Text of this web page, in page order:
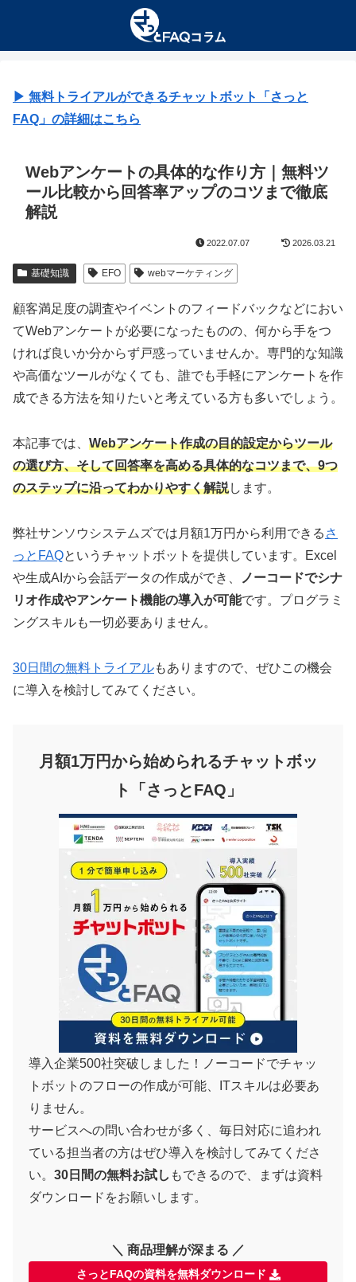
▶︎ 無料トライアルができるチャットボット「さっと
FAQ」の詳細はこちら
Webアンケートの具体的な作り方｜無料ツ
ール比較から回答率アップのコツまで徹底
解説
2022.07.07 2026.03.21
基礎知識 EFO webマーケティング
顧客満足度の調査やイベントのフィードバックなどにおい
てWebアンケートが必要になったものの、何から手をつ
ければ良いか分からず戸惑っていませんか。専門的な知識
や高価なツールがなくても、誰でも手軽にアンケートを作
成できる方法を知りたいと考えている方も多いでしょう。
本記事では、 Webアンケート作成の目的設定からツール
の選び方、そして回答率を高める具体的なコツまで、9つ
のステップに沿ってわかりやすく解説します。
弊社サンソウシステムズでは月額1万円から利用できる さ
っとFAQというチャットボットを提供しています。Excel
や生成AIから会話データの作成ができ、
ノーコードでシナ
リオ作成やアンケート機能の導入が可能です。プログラミ
ングスキルも一切必要ありません。
30日間の無料トライアルもありますので、ぜひこの機会
に導入を検討してみてください。
月額1万円から始められるチャットボッ
ト「さっとFAQ」
導入企業500社突破しました！ノーコードでチャッ
トボットのフローの作成が可能、ITスキルは必要あ
りません。
サービスへの問い合わせが多く、毎日対応に追われ
ている担当者の方はぜひ導入を検討してみてくださ
い。 30日間の無料お試し もできるので、まずは資料
ダウンロードをお願いします。
＼ 商品理解が深まる ／
さっとFAQの資料を無料ダウンロード